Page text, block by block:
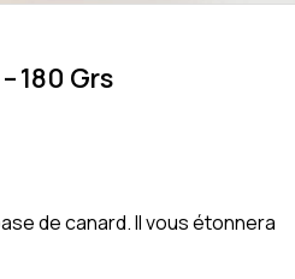
180 Grs
de canard. Il vous étonnera